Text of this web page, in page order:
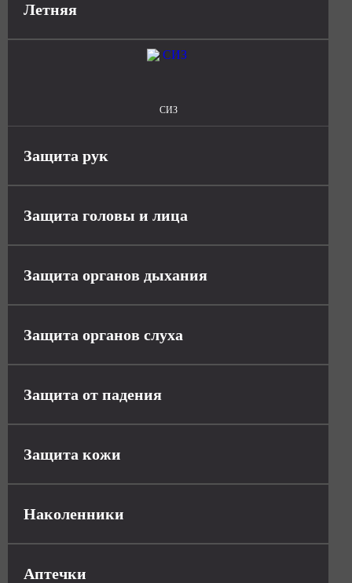
Летняя
СИЗ
Защита рук
Защита головы и лица
Защита органов дыхания
Защита органов слуха
Защита от падения
Защита кожи
Наколенники
Аптечки